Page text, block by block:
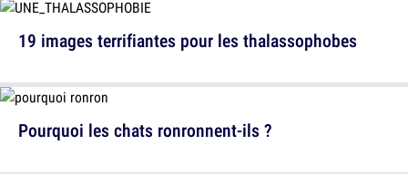
19 images terrifiantes pour les thalassophobes
Pourquoi les chats ronronnent-ils ?